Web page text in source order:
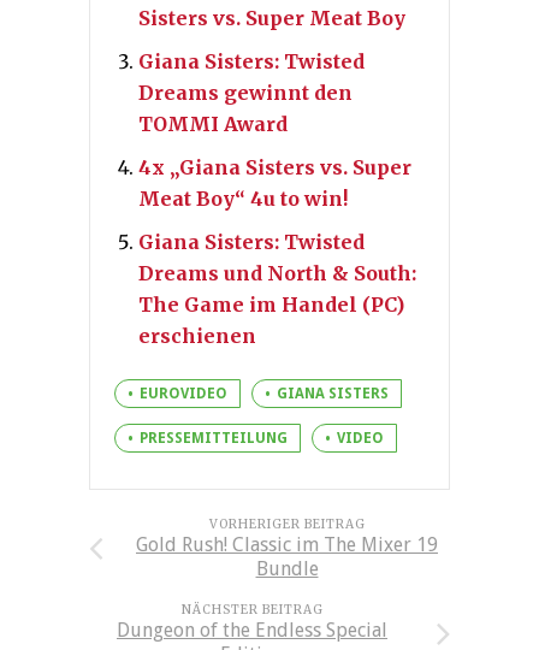
Sisters vs. Super Meat Boy
Giana Sisters: Twisted
Dreams gewinnt den
TOMMI Award
4x „Giana Sisters vs. Super
Meat Boy“ 4u to win!
Giana Sisters: Twisted
Dreams und North & South:
The Game im Handel (PC)
erschienen
EUROVIDEO GIANA SISTERS
PRESSEMITTEILUNG VIDEO
VORHERIGER BEITRAG
Gold Rush! Classic im The Mixer 19
Bundle
NÄCHSTER BEITRAG
Dungeon of the Endless Special